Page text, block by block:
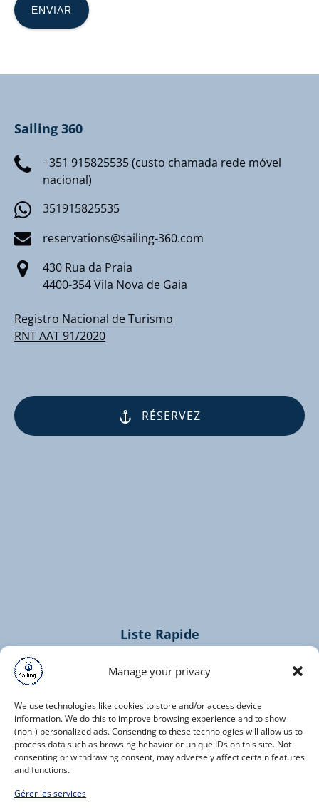
Manage your privacy
We use technologies like cookies to store and/or access device
information. We do this to improve browsing experience and to show
(non-) personalized ads. Consenting to these technologies will allow us to
process data such as browsing behavior or unique IDs on this site. Not
consenting or withdrawing consent, may adversely affect certain features
and functions.
Gérer les services
Sailing 360
+351 915825535 (custo chamada rede móvel
nacional)
351915825535
reservations@sailing-360.com
430 Rua da Praia
4400-354 Vila Nova de Gaia
Registro Nacional de Turismo
RNT AAT 91/2020
RÉSERVEZ
Liste Rapide
Home
Contacts